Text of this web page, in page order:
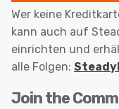
Wer keine
kann auch auf
einrichten und
alle Folgen:
Join the